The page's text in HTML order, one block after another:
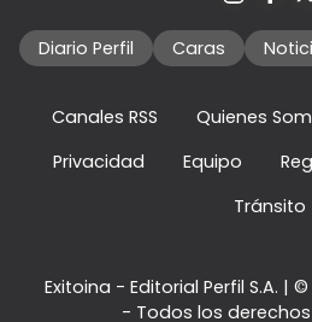
Diario Perfil Caras
Canales RSS Quienes
Privacidad
Equipo
Tránsito
Exitoina - Editorial Perfil S.A. | ©
- Todos los